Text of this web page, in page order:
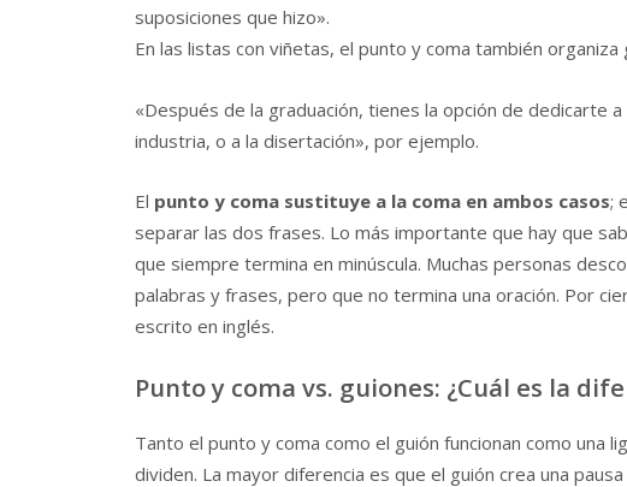
suposiciones que hizo».
En las listas con viñetas, el punto y coma también
«Después de la graduación, tienes la opción de dedicarte
industria, o a la disertación», por ejemplo.
El punto y coma sustituye a la coma en ambos casos;
separar las dos frases. Lo más importante que hay que
que siempre termina en minúscula. Muchas personas
palabras y frases, pero que no termina una oración. Por
escrito en inglés.
Punto y coma vs. guiones: ¿Cuál es la
Tanto el punto y coma como el guión funcionan como una
dividen. La mayor diferencia es que el guión crea una